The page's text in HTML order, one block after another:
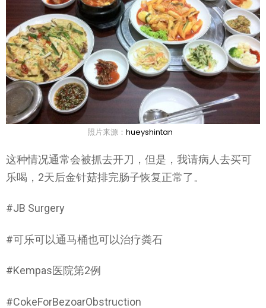
照片来源： hueyshintan
这种情况通常会被抓去开刀，但是，我请病人去买可
乐喝，2天后金针菇排完肠子恢复正常了。
#JB Surgery
#可乐可以通马桶也可以治疗粪石
#Kempas医院第2例
#CokeForBezoarObstruction